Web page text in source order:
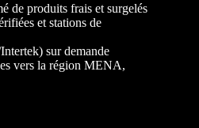
de produits frais et surgelés
et stations de
sur demande
vers la région MENA,